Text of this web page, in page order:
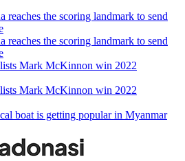
reaches the scoring landmark to send
reaches the scoring landmark to send
Mark McKinnon win 2022
Mark McKinnon win 2022
boat is getting popular in Myanmar